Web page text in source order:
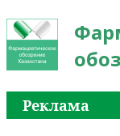
Реклама